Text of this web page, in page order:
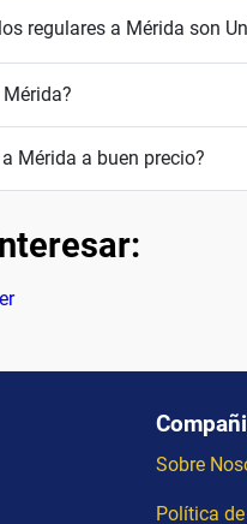
regulares a Mérida son
Mérida a buen precio?
Sobre
Política